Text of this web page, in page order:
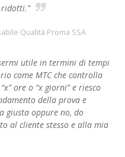
ridotti.”
Qualità Proma SSA
utile in termini di tempi
come MTC che controlla
ore o “x giorni” e riesco
della prova e
giusta oppure no, do
al cliente stesso e alla mia